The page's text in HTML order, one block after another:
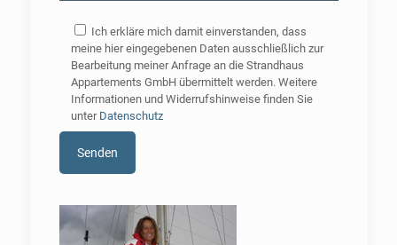
Ich erkläre mich damit einverstanden, dass
meine hier eingegebenen Daten ausschließlich zur
Bearbeitung meiner Anfrage an die Strandhaus
Appartements GmbH übermittelt werden. Weitere
Informationen und Widerrufshinweise finden Sie
unter Datenschutz